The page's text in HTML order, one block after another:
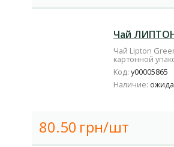
Чай ЛИПТОН
Чай Lipton
картонной
Код: у00005865
Наличие:
80.50 грн/шт